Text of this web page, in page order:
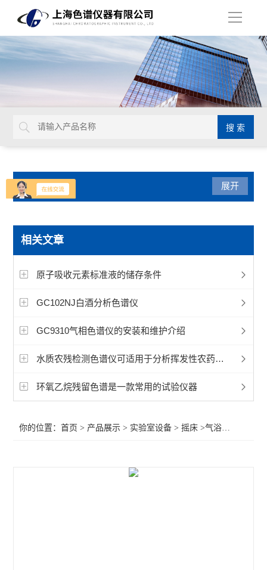
导
产品分类
蒸馏水器纯水机
加热套电炉
超声波清洗机
摇床
水浴锅油槽
干燥箱
展开
相关文章
原子吸收元素标准液的储存条件
GC102NJ白酒分析色谱仪
GC9310气相色谱仪的安装和维护介绍
水质农残检测色谱仪可适用于分析挥发性农药及其代谢产物
环氧乙烷残留色谱是一款常用的试验仪器
你的位置：首页 > 产品展示 > 实验室设备 >摇床 >气浴振荡器 THZ-92B摇床